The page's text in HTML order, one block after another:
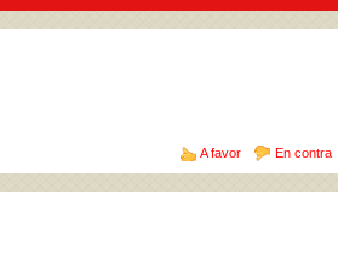
A favor En contra